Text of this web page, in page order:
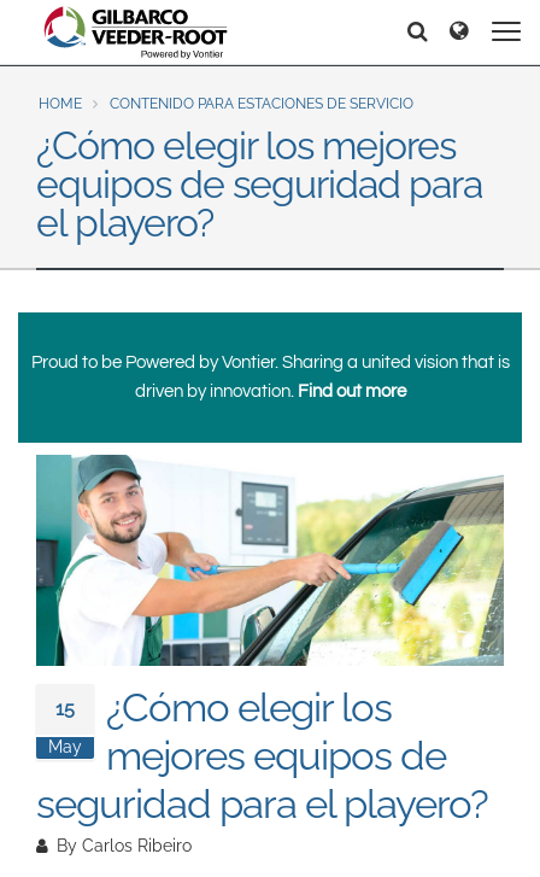
North America
United States
Canada
Latin America
Español English
Brazil
Español
Europe & CIS
English
Dansk
Deutsch
Français
Italiano
Magyar
Norsk
Middle East and Africa
Australia
中国
South East Asia
Search
Search Search
HOME CONTENIDO PARA ESTACIONES DE SERVICIO
¿Cómo elegir los mejores
equipos de seguridad para
el playero?
Proud to be Powered by Vontier. Sharing a united vision that is
driven by innovation. Find out more
15
May
¿Cómo elegir los
mejores equipos de
seguridad para el playero?
By Carlos Ribeiro